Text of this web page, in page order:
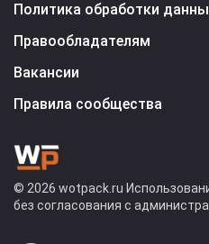
Политика обработки
Правообладателям
Вакансии
Правила сообщества
© 2026 wotpack.ru
без согласования с